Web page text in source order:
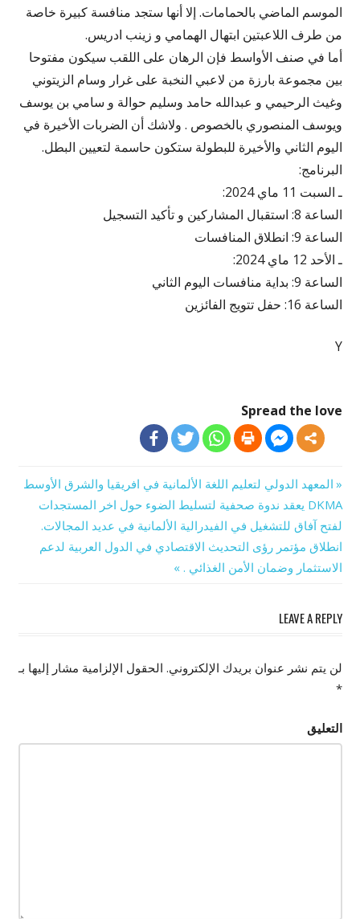
الموسم الماضي بالحمامات. إلا أنها ستجد منافسة كبيرة خاصة
من طرف اللاعبتين ابتهال الهمامي و زينب ادريس.
أما في صنف الأواسط فإن الرهان على اللقب سيكون مفتوحا
بين مجموعة بارزة من لاعبي النخبة على غرار وسام الزيتوني
وغيث الرحيمي و عبدالله حامد وسليم حوالة و سامي بن يوسف
ويوسف المنصوري بالخصوص . ولاشك أن الضربات الأخيرة في
اليوم الثاني والأخيرة للبطولة ستكون حاسمة لتعيين البطل.
البرنامج:
ـ السبت 11 ماي 2024:
الساعة 8: استقبال المشاركين و تأكيد التسجيل
الساعة 9: انطلاق المنافسات
ـ الأحد 12 ماي 2024:
الساعة 9: بداية منافسات اليوم الثاني
الساعة 16: حفل تتويج الفائزين
Y
Spread the love
تصفّح
المقالات
Previous
Post:
المعهد الدولي لتعليم اللغة الألمانية في افريقيا والشرق الأوسط
DKMA يعقد ندوة صحفية لتسليط الضوء حول اخر المستجدات
لفتح آفاق للتشغيل في الفيدرالية الألمانية في عديد المجالات.
Next
Post:
انطلاق مؤتمر رؤى التحديث الاقتصادي في الدول العربية لدعم
الاستثمار وضمان الأمن الغذائي .
LEAVE A REPLY
لن يتم نشر عنوان بريدك الإلكتروني. الحقول الإلزامية مشار إليها بـ
*
التعليق